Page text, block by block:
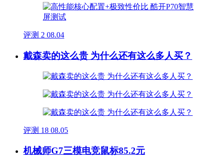
评测 2 08.04
戴森卖的这么贵 为什么还有这么多人买？
评测 18 08.05
机械师G7三模电竞鼠标85.2元